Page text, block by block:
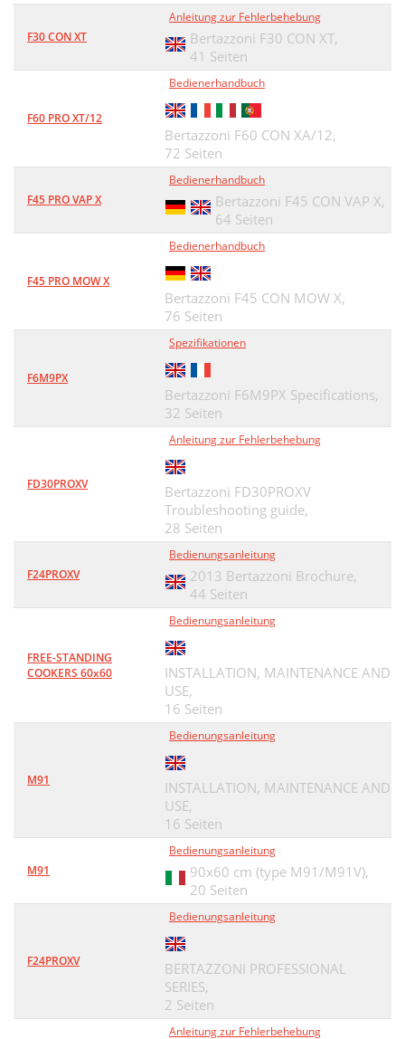
F30 CON XT
Anleitung zur Fehlerbehebung
Bertazzoni F30 CON XT,
41 Seiten
F60 PRO XT/12
Bedienerhandbuch
Bertazzoni F60 CON XA/12,
72 Seiten
F45 PRO VAP X
Bedienerhandbuch
Bertazzoni F45 CON VAP X,
64 Seiten
F45 PRO MOW X
Bedienerhandbuch
Bertazzoni F45 CON MOW X,
76 Seiten
F6M9PX
Spezifikationen
Bertazzoni F6M9PX Specifications,
32 Seiten
FD30PROXV
Anleitung zur Fehlerbehebung
Bertazzoni FD30PROXV
Troubleshooting guide,
28 Seiten
F24PROXV
Bedienungsanleitung
2013 Bertazzoni Brochure,
44 Seiten
FREE-STANDING
COOKERS 60x60
Bedienungsanleitung
INSTALLATION, MAINTENANCE AND
USE,
16 Seiten
M91
Bedienungsanleitung
INSTALLATION, MAINTENANCE AND
USE,
16 Seiten
M91
Bedienungsanleitung
90x60 cm (type M91/M91V),
20 Seiten
F24PROXV
Bedienungsanleitung
BERTAZZONI PROFESSIONAL
SERIES,
2 Seiten
Anleitung zur Fehlerbehebung